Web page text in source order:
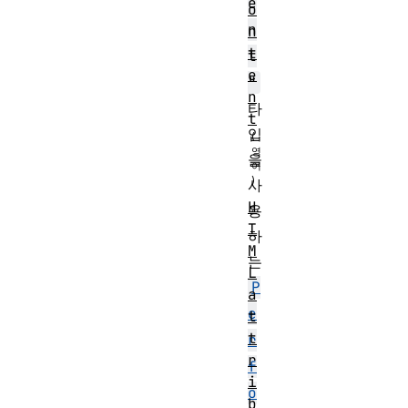
n
t
"
타
입
을
사
용
하
는
P
e
r
f
o
o
n
t
e
n
t
H
T
M
L
a
t
t
r
i
b